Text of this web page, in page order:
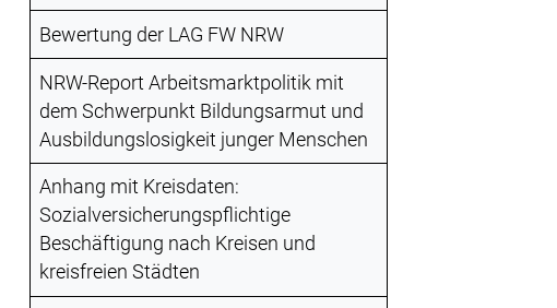
Bewertung der LAG FW NRW
NRW-Report Arbeitsmarktpolitik mit
dem Schwerpunkt Bildungsarmut und
Ausbildungslosigkeit junger Menschen
Anhang mit Kreisdaten:
Sozialversicherungspflichtige
Beschäftigung nach Kreisen und
kreisfreien Städten